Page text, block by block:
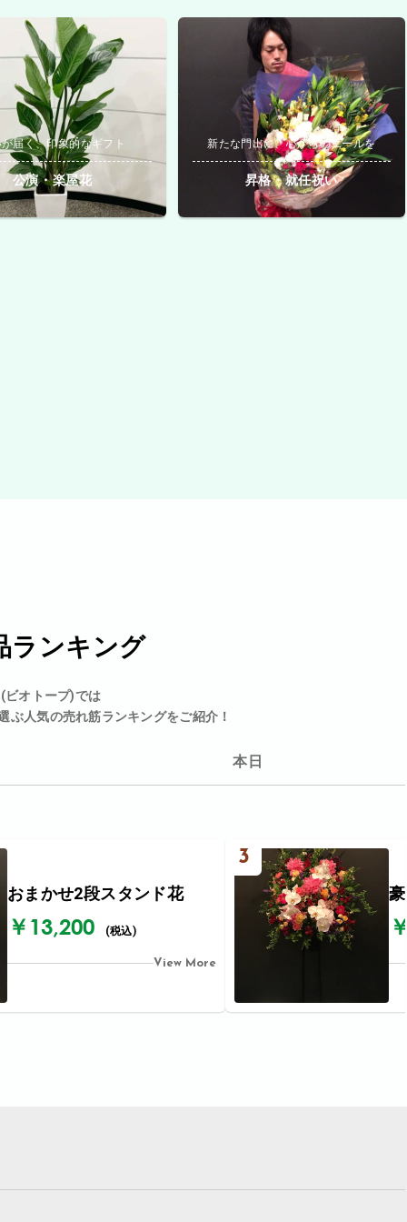
届く、印象的なギフト
公演・楽屋花
新たな門出に、心からのエールを
昇格・就任祝い
ランキング
オトープ)では
ぶ人気の売れ筋ランキングをご紹介！
本日
おまかせ2段スタンド花
￥13,200 (税込)
View More
3